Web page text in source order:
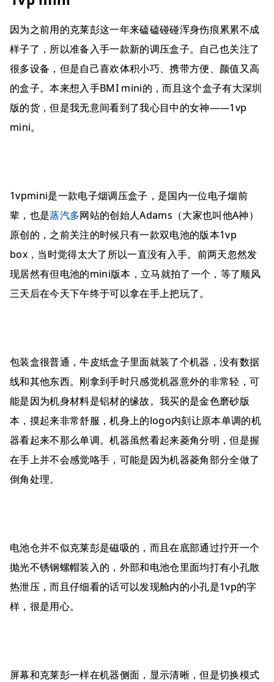
因为之前用的克莱彭这一年来磕磕碰碰浑身伤痕累累不成
样子了，所以准备入手一款新的调压盒子。自己也关注了
很多设备，但是自己喜欢体积小巧、携带方便、颜值又高
的盒子。本来想入手BMI mini的，而且这个盒子有大深圳
版的货，但是我无意间看到了我心目中的女神——1vp
mini。
1vpmini是一款电子烟调压盒子，是国内一位电子烟前
辈，也是蒸汽多网站的创始人Adams（大家也叫他A神）
原创的，之前关注的时候只有一款双电池的版本1vp
box，当时觉得太大了所以一直没有入手。前两天忽然发
现居然有但电池的mini版本，立马就拍了一个，等了顺风
三天后在今天下午终于可以拿在手上把玩了。
包装盒很普通，牛皮纸盒子里面就装了个机器，没有数据
线和其他东西。刚拿到手时只感觉机器意外的非常轻，可
能是因为机身材料是铝材的缘故。我买的是金色磨砂版
本，摸起来非常舒服，机身上的logo内刻让原本单调的机
器看起来不那么单调。机器虽然看起来菱角分明，但是握
在手上并不会感觉咯手，可能是因为机器菱角部分全做了
倒角处理。
电池仓并不似克莱彭是磁吸的，而且在底部通过拧开一个
抛光不锈钢螺帽装入的，外部和电池仓里面均打有小孔散
热泄压，而且仔细看的话可以发现舱内的小孔是1vp的字
样，很是用心。
屏幕和克莱彭一样在机器侧面，显示清晰，但是切换模式